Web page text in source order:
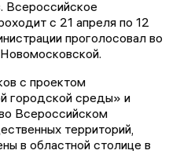
Всероссийское
с 21 апреля по 12
проголосовал во
с проектом
городской среды» и
Всероссийском
территорий,
в областной столице в